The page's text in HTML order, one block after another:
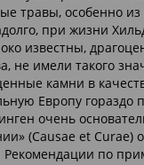
травы, особенно
при жизни
известны,
не имели такого
камни в
Европу гораздо
очень
(Causae et Curae)
Рекомендации по